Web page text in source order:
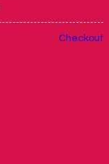
Checkout